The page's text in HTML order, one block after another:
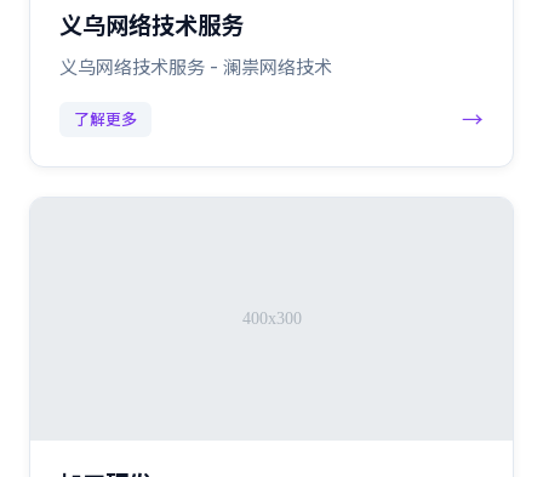
义乌网络技术服务
义乌网络技术服务 - 澜祟网络技术
了解更多 →